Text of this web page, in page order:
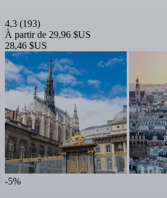
4,3 (193)
À partir de 29,96 $US
28,46 $US
-5%